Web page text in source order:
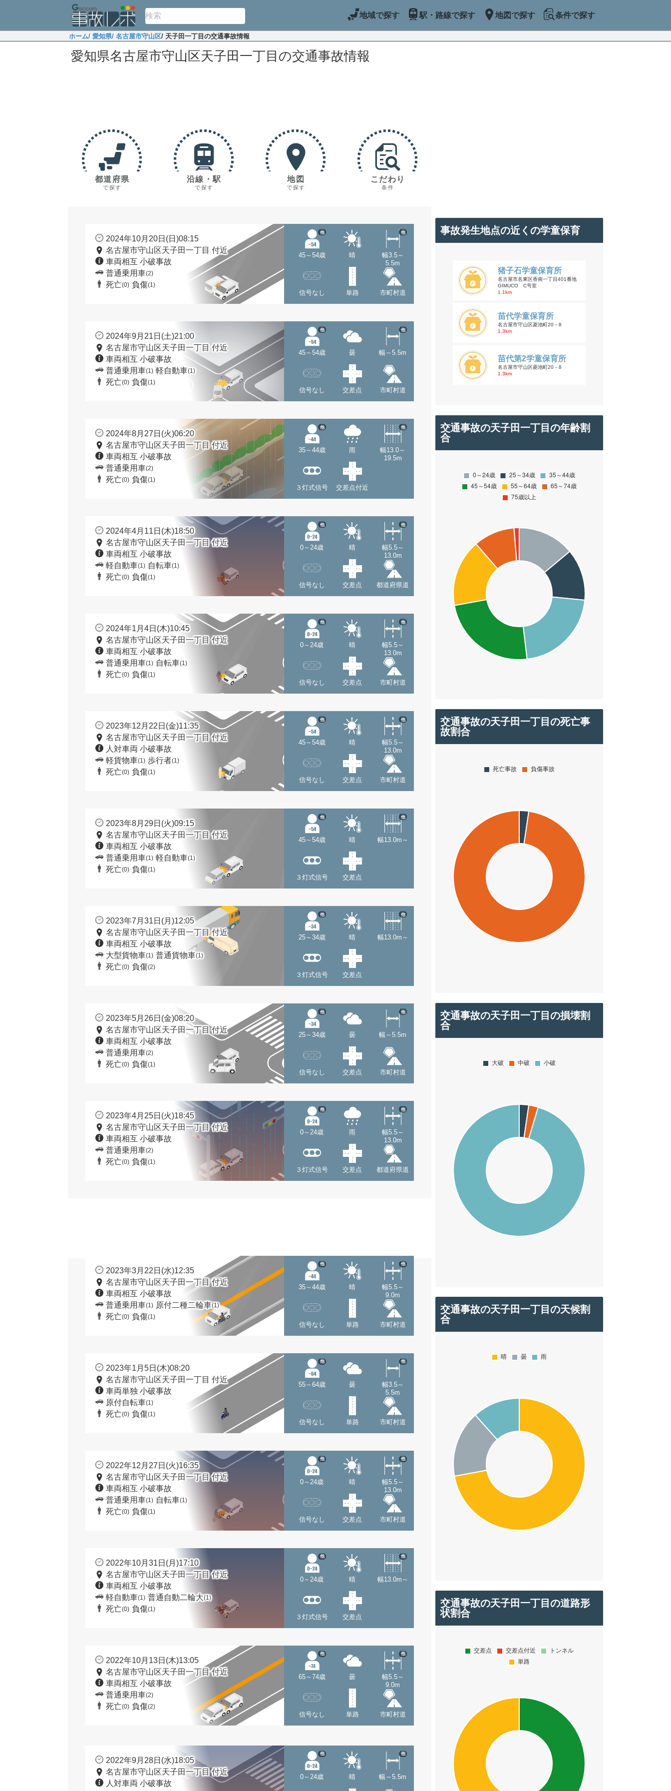
地域で探す 駅・路線で探す 地図で探す 条件で探す
ホーム/ 愛知県/ 名古屋市守山区/ 天子田一丁目の交通事故情報
愛知県名古屋市守山区天子田一丁目の交通事故情報
都道府県
で探す
沿線・駅
で探す
地図
で探す
こだわり
条件
2024年10月20日(日)08:15
名古屋市守山区天子田一丁目 付近
車両相互 小破事故
普通乗用車(2)
死亡(0) 負傷(1)
45～54歳
他
晴
幅3.5～
5.5m
他
信号なし 単路 市町村道
2024年9月21日(土)21:00
名古屋市守山区天子田一丁目 付近
車両相互 小破事故
普通乗用車(1) 軽自動車(1)
死亡(0) 負傷(1)
45～54歳
他
曇 幅～5.5m
他
信号なし 交差点 市町村道
2024年8月27日(火)06:20
名古屋市守山区天子田一丁目 付近
車両相互 小破事故
普通乗用車(2)
死亡(0) 負傷(1)
35～44歳
他
雨
幅13.0～
19.5m
他
３灯式信号 交差点付近
2024年4月11日(木)18:50
名古屋市守山区天子田一丁目 付近
車両相互 小破事故
軽自動車(1) 自転車(1)
死亡(0) 負傷(1)
0～24歳
他
晴
幅5.5～
13.0m
他
信号なし 交差点 都道府県道
2024年1月4日(木)10:45
名古屋市守山区天子田一丁目 付近
車両相互 小破事故
普通乗用車(1) 自転車(1)
死亡(0) 負傷(1)
0～24歳
他
晴
幅5.5～
13.0m
他
信号なし 交差点 市町村道
2023年12月22日(金)11:35
名古屋市守山区天子田一丁目 付近
人対車両 小破事故
軽貨物車(1) 歩行者(1)
死亡(0) 負傷(1)
45～54歳
他
晴
幅5.5～
13.0m
他
信号なし 交差点 市町村道
2023年8月29日(火)09:15
名古屋市守山区天子田一丁目 付近
車両相互 小破事故
普通乗用車(1) 軽自動車(1)
死亡(0) 負傷(1)
45～54歳
他
晴 幅13.0m～
他
３灯式信号 交差点
2023年7月31日(月)12:05
名古屋市守山区天子田一丁目 付近
車両相互 小破事故
大型貨物車(1) 普通貨物車(1)
死亡(0) 負傷(2)
25～34歳
他
晴 幅13.0m～
他
３灯式信号 交差点
2023年5月26日(金)08:20
名古屋市守山区天子田一丁目 付近
車両相互 小破事故
普通乗用車(2)
死亡(0) 負傷(1)
25～34歳
他
曇 幅～5.5m
他
信号なし 交差点 市町村道
2023年4月25日(火)18:45
名古屋市守山区天子田一丁目 付近
車両相互 小破事故
普通乗用車(2)
死亡(0) 負傷(1)
0～24歳
他
雨
幅5.5～
13.0m
他
３灯式信号 交差点 都道府県道
2023年3月22日(水)12:35
名古屋市守山区天子田一丁目 付近
車両相互 小破事故
普通乗用車(1) 原付二種二輪車(1)
死亡(0) 負傷(1)
35～44歳
他
晴
幅5.5～
9.0m
他
信号なし 単路 市町村道
2023年1月5日(木)08:20
名古屋市守山区天子田一丁目 付近
車両単独 小破事故
原付自転車(1)
死亡(0) 負傷(1)
55～64歳
他
曇
幅3.5～
5.5m
他
信号なし 単路 市町村道
2022年12月27日(火)16:35
名古屋市守山区天子田一丁目 付近
車両相互 小破事故
普通乗用車(1) 自転車(1)
死亡(0) 負傷(1)
0～24歳
他
晴
幅5.5～
13.0m
他
信号なし 交差点 市町村道
2022年10月31日(月)17:10
名古屋市守山区天子田一丁目 付近
車両相互 小破事故
軽自動車(1) 普通自動二輪大(1)
死亡(0) 負傷(1)
0～24歳
他
晴 幅13.0m～
他
３灯式信号 交差点
2022年10月13日(木)13:05
名古屋市守山区天子田一丁目 付近
車両相互 小破事故
普通乗用車(2)
死亡(0) 負傷(2)
65～74歳
他
曇
幅5.5～
9.0m
他
信号なし 単路 市町村道
2022年9月28日(水)18:05
名古屋市守山区天子田一丁目 付近
人対車両 小破事故
0～24歳
他
晴 幅～5.5m
他
事故発生地点の近くの学童保育
猪子石学童保育所
名古屋市名東区香南一丁目401番地
GIMUCO C号室
1.1km
苗代学童保育所
名古屋市守山区菱池町20－8
1.3km
苗代第2学童保育所
名古屋市守山区菱池町20－8
1.3km
交通事故の天子田一丁目の年齢割
合
交通事故の天子田一丁目の死亡事
故割合
交通事故の天子田一丁目の損壊割
合
交通事故の天子田一丁目の天候割
合
交通事故の天子田一丁目の道路形
状割合